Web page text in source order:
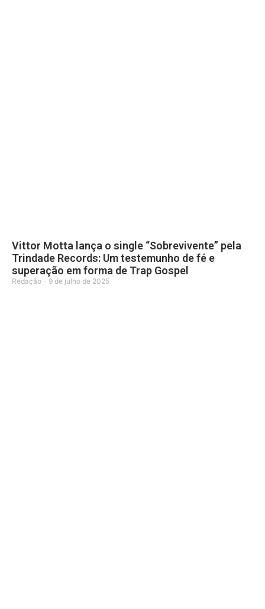
Vittor Motta lança o single “Sobrevivente” pela
Trindade Records: Um testemunho de fé e
superação em forma de Trap Gospel
Redação 9 de julho de 2025